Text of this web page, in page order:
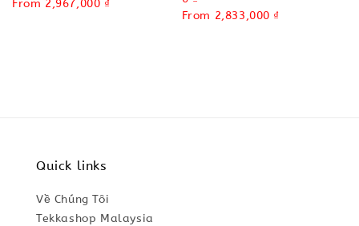
price
Sale
From 2,967,000 ₫
price
Sale
From 2,833,000 ₫
Quick links
Về Chúng Tôi
Tekkashop Malaysia